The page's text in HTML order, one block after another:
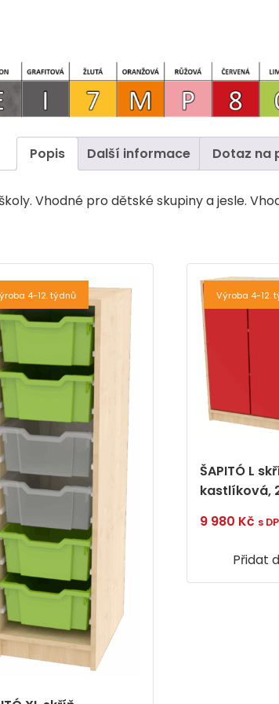
Popis Další informace Dotaz na
Vhodné pro dětské skupiny a jesle.
4-12. týdnů Výroba 4-12.
ŠAPITÓ L
kastlíková,
9 980 Kč s
Přidat